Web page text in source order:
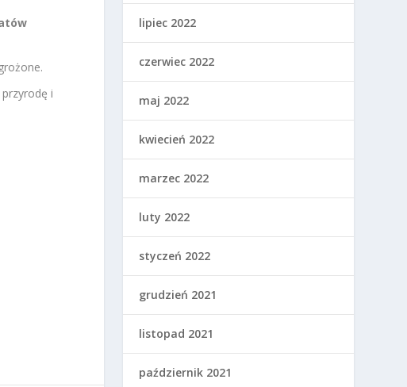
i
lipiec 2022
czerwiec 2022
maj 2022
kwiecień 2022
marzec 2022
luty 2022
styczeń 2022
grudzień 2021
listopad 2021
październik 2021